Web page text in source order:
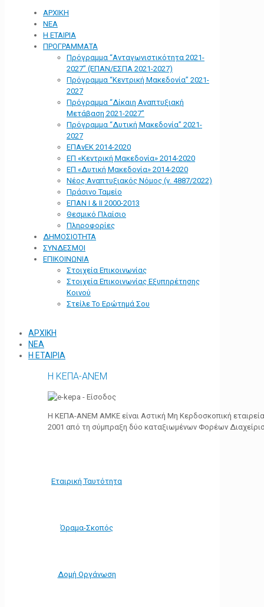
ΑΡΧΙΚΗ
ΝΕΑ
Η ΕΤΑΙΡΙΑ
ΠΡΟΓΡΑΜΜΑΤΑ
Πρόγραμμα “Ανταγωνιστικότητα 2021-
2027” (ΕΠΑΝ/ΕΣΠΑ 2021-2027)
Πρόγραμμα “Κεντρική Μακεδονία” 2021-
2027
Πρόγραμμα “Δίκαιη Αναπτυξιακή
Μετάβαση 2021-2027”
Πρόγραμμα “Δυτική Μακεδονία” 2021-
2027
ΕΠΑνΕΚ 2014-2020
ΕΠ «Kεντρική Μακεδονία» 2014-2020
ΕΠ «Δυτική Μακεδονία» 2014-2020
Νέος Αναπτυξιακός Νόμος (ν. 4887/2022)
Πράσινο Ταμείο
ΕΠΑΝ Ι & ΙΙ 2000-2013
Θεσμικό Πλαίσιο
Πληροφορίες
ΔΗΜΟΣΙΟΤΗΤΑ
ΣΥΝΔΕΣΜΟΙ
ΕΠΙΚΟΙΝΩΝΙΑ
Στοιχεία Επικοινωνίας
Στοιχεία Επικοινωνίας Εξυπηρέτησης
Κοινού
Στείλε Το Ερώτημά Σου
ΑΡΧΙΚΗ
ΝΕΑ
Η ΕΤΑΙΡΙΑ
Η ΚΕΠΑ-ΑΝΕΜ
Η ΚΕΠΑ-ΑΝΕΜ ΑΜΚΕ είναι Αστική Μη Κερδοσκοπική
2001 από τη σύμπραξη δύο καταξιωμένων Φορέων
Εταιρική Ταυτότητα
Όραμα-Σκοπός
Δομή Οργάνωση